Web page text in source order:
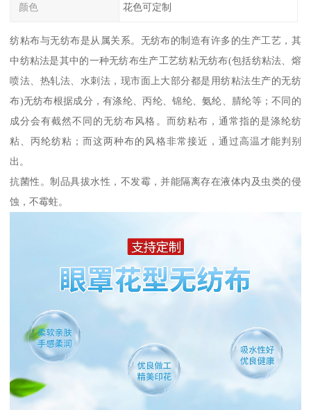
颜色 花色可定制
纺粘布与无纺布是从属关系。无纺布的制造有许多的生产工艺，其
中纺粘法是其中的一种无纺布生产工艺纺粘无纺布(包括纺粘法、熔
喷法、热轧法、水刺法，现市面上大部分都是用纺粘法生产的无纺
布)无纺布根据成分，有涤纶、丙纶、锦纶、氨纶、腈纶等；不同的
成分会有截然不同的无纺布风格。而纺粘布，通常指的是涤纶纺
粘、丙纶纺粘；而这两种布的风格非常接近，通过高温才能判别
出。
抗菌性。制品具拔水性，不发霉，并能隔离存在液体内及虫类的侵
蚀，不霉蛀。